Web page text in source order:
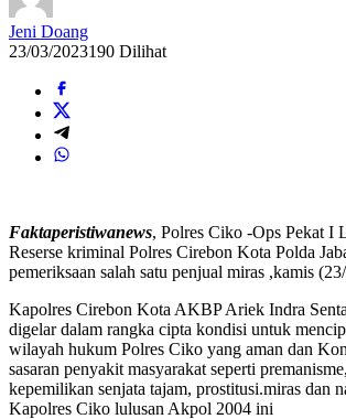
Jeni Doang
23/03/2023190 Dilihat
Faktaperistiwanews, Polres Ciko -Ops Pekat I
Reserse kriminal Polres Cirebon Kota Polda
pemeriksaan salah satu penjual miras ,kamis
Kapolres Cirebon Kota AKBP Ariek Indra
digelar dalam rangka cipta kondisi untuk
wilayah hukum Polres Ciko yang aman dan
sasaran penyakit masyarakat seperti
kepemilikan senjata tajam, prostitusi.miras dan
Kapolres Ciko lulusan Akpol 2004 ini